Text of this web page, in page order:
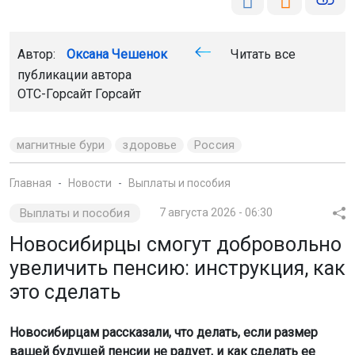
Автор: Оксана Чешенок
Читать все
публикации автора
ОТС-Горсайт Горсайт
магнитные бури здоровье Россия
Главная Новости Выплаты и пособия
Выплаты и пособия 7 августа 2026 - 06:30
Новосибирцы смогут добровольно
увеличить пенсию: инструкция, как
это сделать
Новосибирцам рассказали, что делать, если размер
вашей будущей пенсии не радует, и как сделать ее